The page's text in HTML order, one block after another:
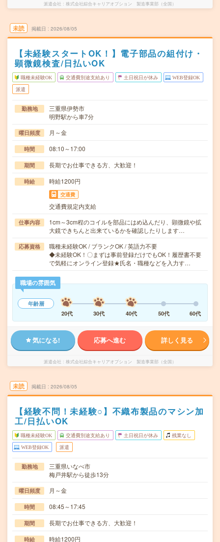
派遣会社 株式会社綜合キャリアオプション 製造事業部（全国）
未読 掲載日 2026/08/05
【未経験スタートOK！】電子部品の組付け・
顕微鏡検査/日払いOK
職種未経験OK 交通費別途支給あり 土日祝日が休み WEB登録OK
派遣
勤務地
三重県伊勢市
明野駅から車7分
曜日頻度 月～金
時間 08:10～17:00
期間 長期でお仕事できる方、大歓迎！
時給 時給1200円
交通費
交通費規定内支給
仕事内容
1cm～3cm程のコイルを部品にはめ込んだり、顕微鏡や拡
大鏡できちんと出来ているかを確認したりします…
応募資格
職種未経験OK / ブランクOK / 英語力不要
◆未経験OK！〇まずは事前登録だけでもOK！履歴書不要
で気軽にオンライン登録★氏名・職種などを入力す…
職場の雰囲気
年齢層
20代
30代 40代 50代 60代
気になる! 応募へ進む 詳しく見る
派遣会社 株式会社綜合キャリアオプション 製造事業部（全国）
未読 掲載日 2026/08/05
【経験不問！未経験○】不織布製品のマシン加
工/日払いOK
職種未経験OK 交通費別途支給あり 土日祝日が休み 残業なし
WEB登録OK 派遣
勤務地
三重県いなべ市
梅戸井駅から徒歩13分
曜日頻度 月～金
時間 08:45～17:45
期間 長期でお仕事できる方、大歓迎！
時給 時給1200円